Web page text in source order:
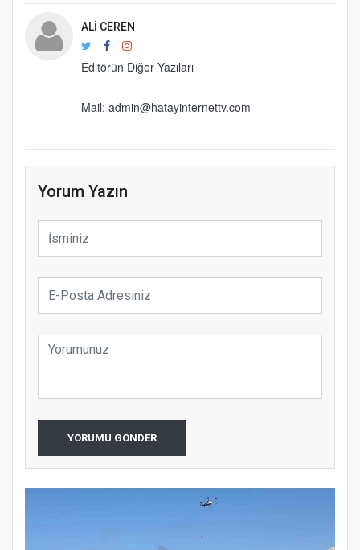
ALI CEREN
Editörün Diğer Yazıları
Mail: admin@hatayinternettv.com
Yorum Yazın
YORUMU GÖNDER